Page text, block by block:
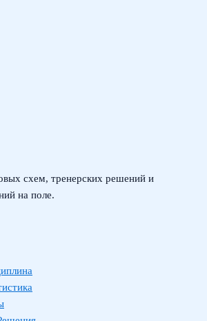
схем, тренерских решений и
на поле.